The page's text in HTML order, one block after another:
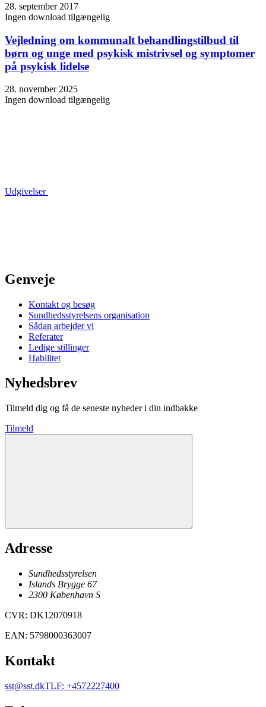
28. september 2017
Ingen download tilgængelig
Vejledning om kommunalt behandlingstilbud til
børn og unge med psykisk mistrivsel og symptomer
på psykisk lidelse
28. november 2025
Ingen download tilgængelig
Udgivelser
Genveje
Kontakt og besøg
Sundhedsstyrelsens organisation
Sådan arbejder vi
Referater
Ledige stillinger
Habilitet
Nyhedsbrev
Tilmeld dig og få de seneste nyheder i din indbakke
Tilmeld
Adresse
Sundhedsstyrelsen
Islands Brygge 67
2300 København S
CVR: DK12070918
EAN: 5798000363007
Kontakt
sst@sst.dkTLF: +4572227400